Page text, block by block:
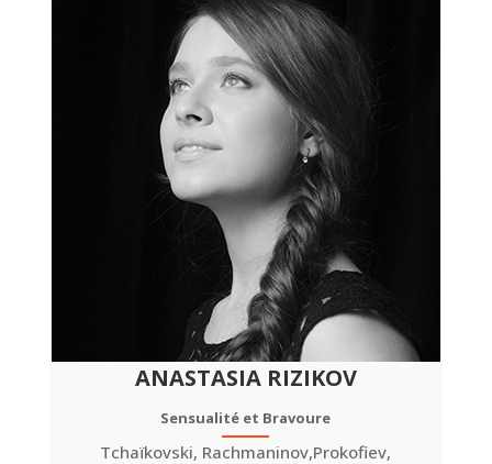
ANASTASIA RIZIKOV
Sensualité et Bravoure
Tchaïkovski, Rachmaninov,Prokofiev,